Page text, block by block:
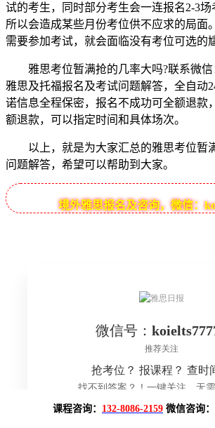
试的考生，同时部分考生会一连报名2-3场
所以会造成某些月份考位供不应求的局面
需要参加考试，就会面临没有考位可选的
雅思考位暂满抢的几率大吗?联系微信
雅思及托福报名及考试问题解答，全自动
诺信息全程保密，报名不成功可全额退款
额退款，可以指定时间和具体场次。
以上，就是为大家汇总的雅思考位暂
问题解答，希望可以帮助到大家。
境外雅思报名及咨询，微信：
课程咨询： 132-8086-2159 微信咨询：